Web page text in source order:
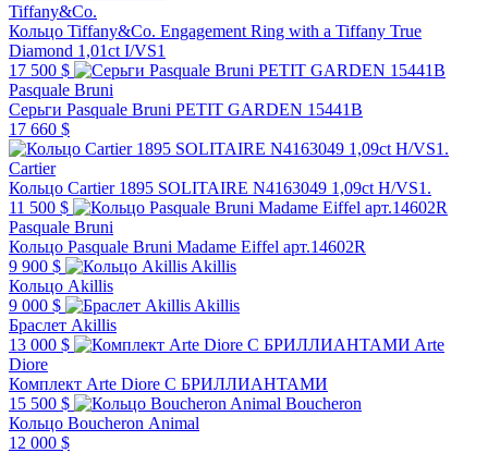
Tiffany&Co.
Кольцо Tiffany&Co. Engagement Ring with a Tiffany True
Diamond 1,01ct I/VS1
17 500 $
Pasquale Bruni
Серьги Pasquale Bruni PETIT GARDEN 15441B
17 660 $
Cartier
Кольцо Cartier 1895 SOLITAIRE N4163049 1,09ct H/VS1.
11 500 $
Pasquale Bruni
Кольцо Pasquale Bruni Madame Eiffel арт.14602R
9 900 $
Akillis
Кольцо Akillis
9 000 $
Akillis
Браслет Akillis
13 000 $
Arte
Diore
Комплект Arte Diore С БРИЛЛИАНТАМИ
15 500 $
Boucheron
Кольцо Boucheron Animal
12 000 $